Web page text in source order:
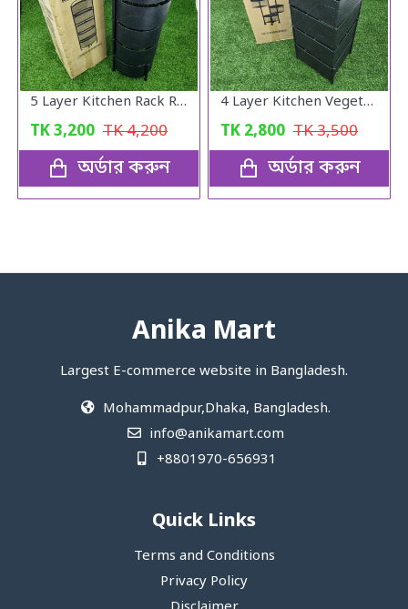
5 Layer Kitchen Rack Round
TK3,200 TK4,200
অর্ডার করুন
4 Layer Kitchen Vegetable Rack Square
TK 2,800 TK3,500
অর্ডার করুন
Anika Mart
Largest E-commerce website in Bangladesh.
Mohammadpur,Dhaka, Bangladesh.
info@anikamart.com
+8801970-656931
Quick Links
Terms and Conditions
Privacy Policy